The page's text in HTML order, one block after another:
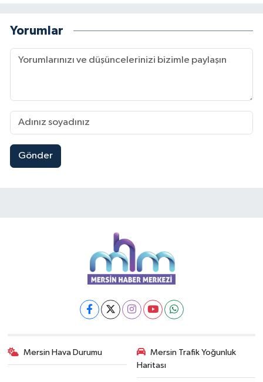
Yorumlar
Gönder
Mersin Hava Durumu
Mersin Trafik Yoğunluk
Haritası